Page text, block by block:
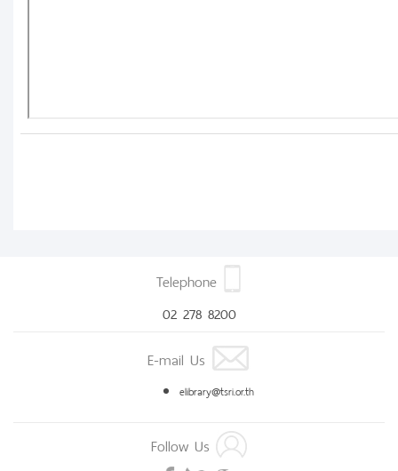
Telephone
02 278 8200
E-mail Us
elibrary@tsri.or.th
Follow Us